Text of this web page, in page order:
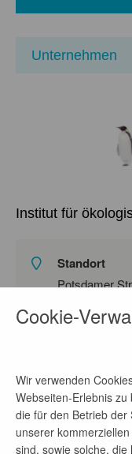
Unternehmen
Institut für
Standort
Telefon-Nr.
030-884594-
Cookie-
Wir verwenden
Webseiten-Erlebnis
die für den Betrieb der
unserer
sind, sowie solche,